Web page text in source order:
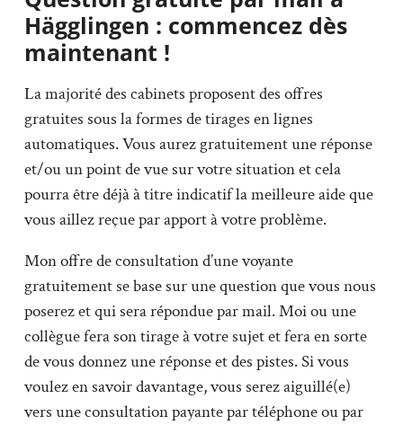
Hägglingen : commencez dès
maintenant !
La majorité des cabinets proposent des offres
gratuites sous la formes de tirages en lignes
automatiques. Vous aurez gratuitement une réponse
et/ou un point de vue sur votre situation et cela
pourra être déjà à titre indicatif la meilleure aide que
vous aillez reçue par apport à votre problème.
Mon offre de consultation d’une voyante
gratuitement se base sur une question que vous nous
poserez et qui sera répondue par mail. Moi ou une
collègue fera son tirage à votre sujet et fera en sorte
de vous donnez une réponse et des pistes. Si vous
voulez en savoir davantage, vous serez aiguillé(e)
vers une consultation payante par téléphone ou par